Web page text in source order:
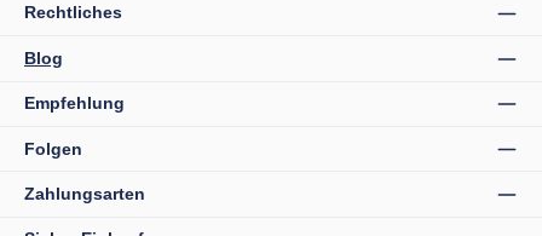
Rechtliches
Blog
Empfehlung
Folgen
Zahlungsarten